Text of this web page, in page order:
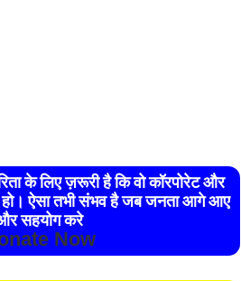
के लिए ज़रूरी है कि वो कॉरपोरेट और
ऐसा तभी संभव है जब जनता आगे आए
सहयोग करे
Now